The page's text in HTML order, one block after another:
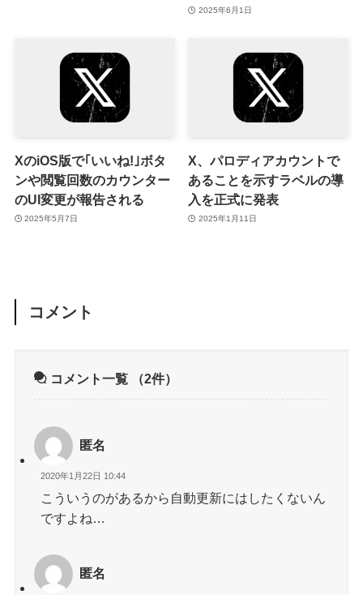
2025年6月1日
XのiOS版で｢いいね!｣ボタ
ンや閲覧回数のカウンター
のUI変更が報告される
2025年5月7日
X、パロディアカウントで
あることを示すラベルの導
入を正式に発表
2025年1月11日
コメント
コメント一覧 （2件）
匿名
2020年1月22日 10:44
こういうのがあるから自動更新にはしたくないん
ですよね…
匿名